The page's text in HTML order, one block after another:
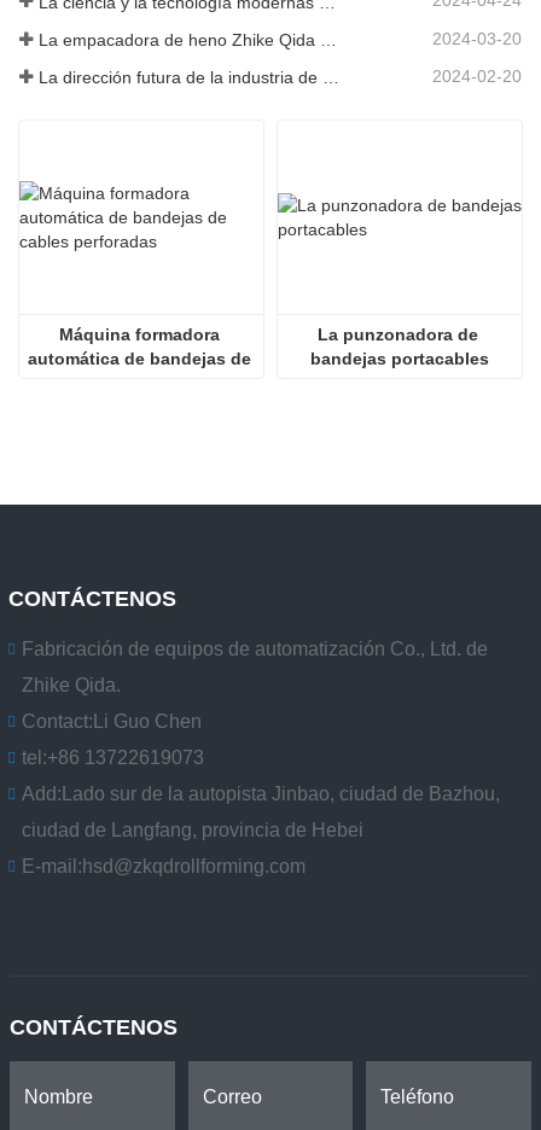
2024-03-20
La dirección futura de la industria de infraestructura de China 2024-02-20
Máquina formadora
automática de bandejas de
La punzonadora de
bandejas portacables
CONTÁCTENOS
Fabricación de equipos de automatización Co., Ltd. de
Zhike Qida.
Contact: Li Guo Chen
tel:+86 13722619073
Add: Lado sur de la autopista Jinbao, ciudad de Bazhou,
ciudad de Langfang, provincia de Hebei
E-mail: hsd@zkqdrollforming.com
CONTÁCTENOS